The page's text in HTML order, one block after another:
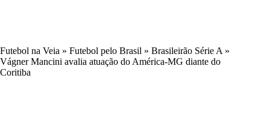
Futebol na Veia » Futebol pelo Brasil » Brasileirão Série A »
Vágner Mancini avalia atuação do América-MG diante do
Coritiba